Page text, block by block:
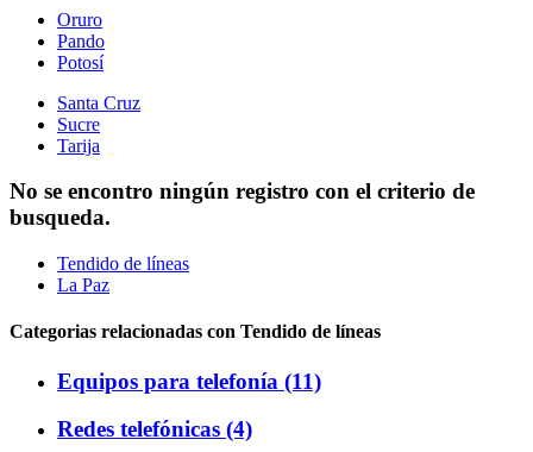
Oruro
Pando
Potosí
Santa Cruz
Sucre
Tarija
No se encontro ningún registro con el criterio de
busqueda.
Tendido de líneas
La Paz
Categorias relacionadas con Tendido de líneas
Equipos para telefonía (11)
Redes telefónicas (4)